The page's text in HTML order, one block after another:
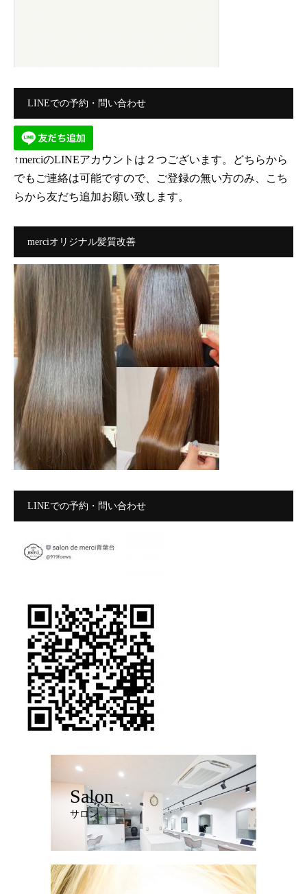
LINEでの予約・問い合わせ
↑merciのLINEアカウントは２つございます。どちらから
でもご連絡は可能ですので、ご登録の無い方のみ、こち
らから友だち追加お願い致します。
merciオリジナル髪質改善
LINEでの予約・問い合わせ
Salon
サロン